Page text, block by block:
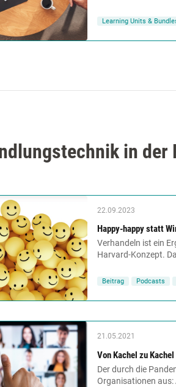
Learning Units &
in der
22.09.2023
Happy-happy statt
Verhandeln ist ein
Harvard-Konzept.
Beitrag Podcasts
21.05.2021
Von Kachel zu Kachel
Der durch die
Organisationen aus: